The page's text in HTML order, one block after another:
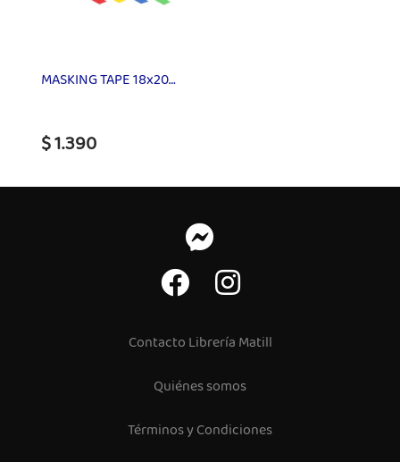
MASKING TAPE 18x20m ROJO
$ 1.390
Contacto Librería Matill
Quiénes somos
Términos y Condiciones